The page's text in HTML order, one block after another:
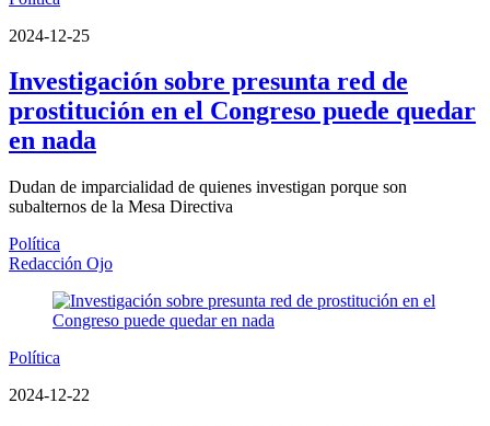
2024-12-25
Investigación sobre presunta red de
prostitución en el Congreso puede quedar
en nada
Dudan de imparcialidad de quienes investigan porque son
subalternos de la Mesa Directiva
Política
Redacción Ojo
Política
2024-12-22